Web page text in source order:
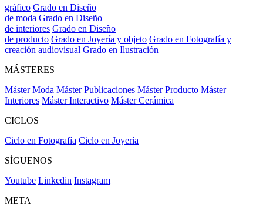
gráfico Grado en Diseño
de moda Grado en Diseño
de interiores Grado en Diseño
de producto Grado en Joyería y objeto Grado en Fotografía y
creación audiovisual Grado en Ilustración
MÁSTERES
Máster Moda Máster Publicaciones Máster Producto Máster
Interiores Máster Interactivo Máster Cerámica
CICLOS
Ciclo en Fotografía Ciclo en Joyería
SÍGUENOS
Youtube Linkedin Instagram
META